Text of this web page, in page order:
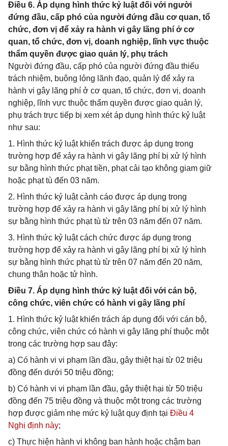
Điều 6. Áp dụng hình thức kỷ luật đối với người
đứng đầu, cấp phó của người đứng đầu cơ quan, tổ
chức, đơn vị để xảy ra hành vi gây lãng phí ở cơ
quan, tổ chức, đơn vị, doanh nghiệp, lĩnh vực thuộc
thẩm quyền được giao quản lý, phụ trách
Người đứng đầu, cấp phó của người đứng đầu thiếu
trách nhiệm, buông lỏng lãnh đạo, quản lý để xảy ra
hành vi gây lãng phí ở cơ quan, tổ chức, đơn vị, doanh
nghiệp, lĩnh vực thuộc thẩm quyền được giao quản lý,
phụ trách trực tiếp bị xem xét áp dụng hình thức kỷ luật
như sau:
1. Hình thức kỷ luật khiển trách được áp dụng trong
trường hợp để xảy ra hành vi gây lãng phí bị xử lý hình
sự bằng hình thức phạt tiền, phạt cải tạo không giam giữ
hoặc phạt tù đến 03 năm.
2. Hình thức kỷ luật cảnh cáo được áp dụng trong
trường hợp để xảy ra hành vi gây lãng phí bị xử lý hình
sự bằng hình thức phạt tù từ trên 03 năm đến 07 năm.
3. Hình thức kỷ luật cách chức được áp dụng trong
trường hợp để xảy ra hành vi gây lãng phí bị xử lý hình
sự bằng hình thức phạt tù từ trên 07 năm đến 20 năm,
chung thân hoặc tử hình.
Điều 7. Áp dụng hình thức kỷ luật đối với cán bộ,
công chức, viên chức có hành vi gây lãng phí
1. Hình thức kỷ luật khiển trách áp dụng đối với cán bộ,
công chức, viên chức có hành vi gây lãng phí thuộc một
trong các trường hợp sau đây:
a) Có hành vi vi phạm lần đầu, gây thiệt hại từ 02 triệu
đồng đến dưới 50 triệu đồng;
b) Có hành vi vi phạm lần đầu, gây thiệt hại từ 50 triệu
đồng đến 75 triệu đồng và thuộc một trong các trường
hợp được giảm nhẹ mức kỷ luật quy định tại Điều 4
Nghị định này;
c) Thực hiện hành vi không ban hành hoặc chậm ban